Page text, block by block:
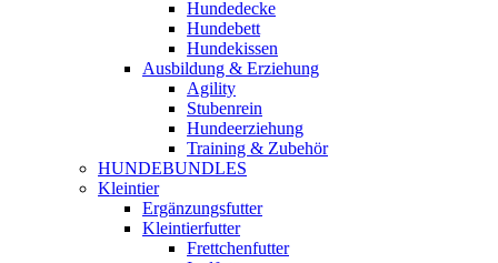
Hundedecke
Hundebett
Hundekissen
Ausbildung & Erziehung
Agility
Stubenrein
Hundeerziehung
Training & Zubehör
HUNDEBUNDLES
Kleintier
Ergänzungsfutter
Kleintierfutter
Frettchenfutter